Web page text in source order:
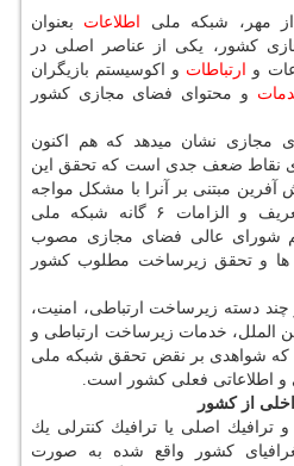
مهر، شبكه ملی اطلاعات بعنوان
كشور، یكی از عناصر اصلی در
و ارتباطات و اكوسیستم بازیگران
و محتوای فضای مجازی كشور
نشان میدهد كه هم اكنون
نقاط ضعف جدی است كه تحقق این
مبتنی بر آنرا با مشكل مواجه
كرده است. در این راستا تعریف و الزامات ۶ گانه شبكه ملی
شورای عالی فضای مجازی مصوب
و تحقق زیرساخت مطلوب كشور
دسته زیرساخت ارتباطی، امنیت،
بین الملل، خدمات زیرساخت ارتباطی و
كه شواهدی بر نقض تحقق شبكه ملی
و اطلاعاتی فعلی كشور است.
از كشور
ترافیك اصلی یا ترافیك كنترلی یك
كشور واقع شده به صورت